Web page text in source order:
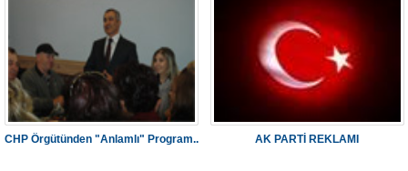
CHP Örgütünden "Anlamlı" Program.. AK PARTİ REKLAMI